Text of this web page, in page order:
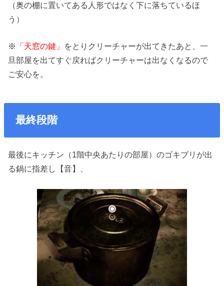
（奥の棚に置いてある人形ではなく下に落ちているほ
う）
※ 「天窓の鍵」 をとりクリーチャーが出てきたあと、一
旦部屋を出てすぐ戻ればクリーチャーは出なくなるので
ご安心を。
最終段階
最後にキッチン（1階中央あたりの部屋）のゴキブリが出
る鍋に指差し【音】、